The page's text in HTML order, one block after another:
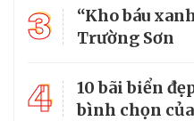
3
“Kho báu
Trường Sơn
4
10 bãi biển
bình chọn